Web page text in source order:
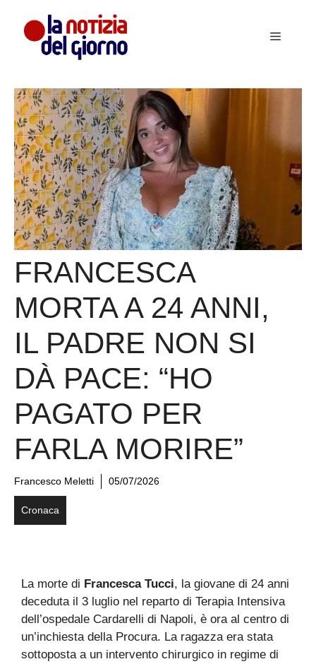
contenuto
Menu
FRANCESCA
MORTA A 24 ANNI,
IL PADRE NON SI
DÀ PACE: “HO
PAGATO PER
FARLA MORIRE”
Francesco Meletti 05/07/2026
Cronaca
La morte di Francesca Tucci, la giovane di 24 anni
deceduta il 3 luglio nel reparto di Terapia Intensiva
dell’ospedale Cardarelli di Napoli, è ora al centro di
un’inchiesta della Procura. La ragazza era stata
sottoposta a un intervento chirurgico in regime di